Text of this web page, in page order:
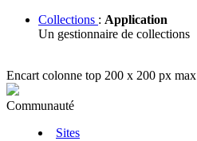
Collections : Application
Un gestionnaire de collections
Encart colonne top 200 x 200 px max
Communauté
Sites